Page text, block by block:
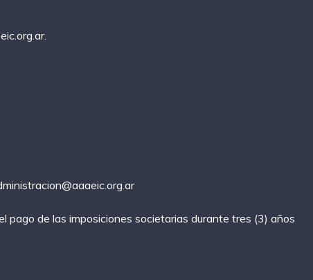
.
pago de las imposiciones societarias durante tres (3) años